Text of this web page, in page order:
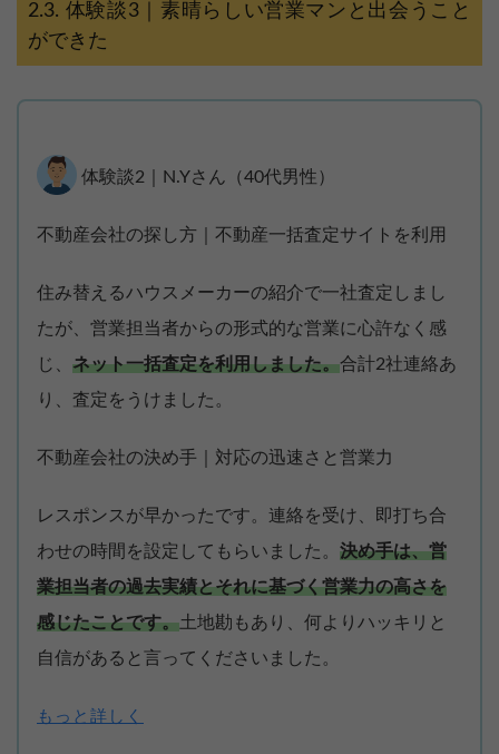
体験談3｜素晴らしい営業マンと出会うこと
ができた
体験談2｜N.Yさん（40代男性）
不動産会社の探し方｜不動産一括査定サイトを利用
住み替えるハウスメーカーの紹介で一社査定しまし
たが、営業担当者からの形式的な営業に心許なく感
じ、 ネット一括査定を利用しました。合計2社連絡あ
り、査定をうけました。
不動産会社の決め手｜対応の迅速さと営業力
レスポンスが早かったです。連絡を受け、即打ち合
わせの時間を設定してもらいました。 決め手は、営
業担当者の過去実績とそれに基づく営業力の高さを
感じたことです。土地勘もあり、何よりハッキリと
自信があると言ってくださいました。
もっと詳しく